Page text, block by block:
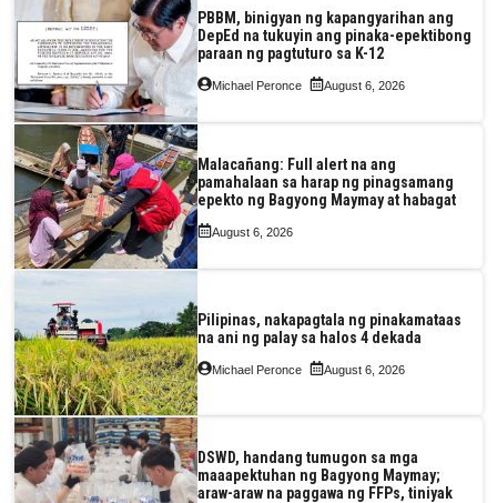
PBBM, binigyan ng kapangyarihan ang
DepEd na tukuyin ang pinaka-epektibong
paraan ng pagtuturo sa K-12
Michael Peronce August 6, 2026
Malacañang: Full alert na ang
pamahalaan sa harap ng pinagsamang
epekto ng Bagyong Maymay at habagat
August 6, 2026
Pilipinas, nakapagtala ng pinakamataas
na ani ng palay sa halos 4 dekada
Michael Peronce August 6, 2026
DSWD, handang tumugon sa mga
maaapektuhan ng Bagyong Maymay;
araw-araw na paggawa ng FFPs, tiniyak